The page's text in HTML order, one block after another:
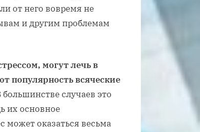
от него вовремя не
и другим проблемам
могут лечь в
популярность всяческие
большинстве случаев это
их основное
может оказаться весьма